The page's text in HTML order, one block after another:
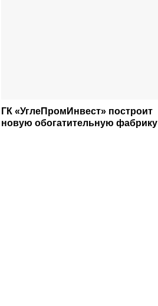
ГК «УглеПромИнвест» построит
новую обогатительную фабрику